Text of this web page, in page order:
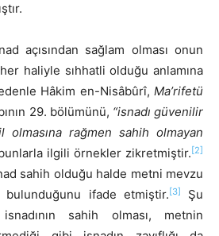
açısından sağlam olması onun
haliyle sıhhatli olduğu anlamına
Hâkim en-Nisâbûrî, Ma’rifetü
29. bölümünü, “isnadı güvenilir
olmasına rağmen sahih olmayan
ilgili örnekler zikretmiştir.[2]
sahih olduğu halde metni mevzu
bulunduğunu ifade etmiştir.[3]
Şu
sahih olması, metnin